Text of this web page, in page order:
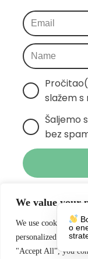
We value your
We use cookies to
personalized ads or
"Accept All", you
slažem s
Šaljemo
bez
Klikom na gumb
Otoka te se slažete s
Društvene mreže
https://
o